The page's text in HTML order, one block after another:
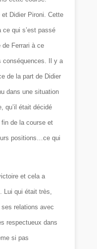
et Didier Pironi. Cette
ce qui s’est passé
Ferrari à ce
conséquences. Il y a
de la part de Didier
dans une situation
qu’il était décidé
fin de la course et
positions…ce qui
et cela a
Lui qui était très,
relations avec
respectueux dans
si pas